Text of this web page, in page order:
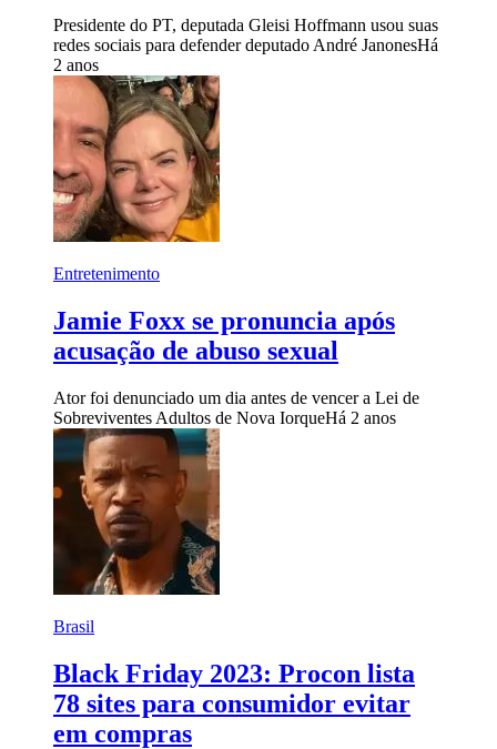
Presidente do PT, deputada Gleisi Hoffmann usou suas
redes sociais para defender deputado André JanonesHá
2 anos
Entretenimento
Jamie Foxx se pronuncia após
acusação de abuso sexual
Ator foi denunciado um dia antes de vencer a Lei de
Sobreviventes Adultos de Nova IorqueHá 2 anos
Brasil
Black Friday 2023: Procon lista
78 sites para consumidor evitar
em compras